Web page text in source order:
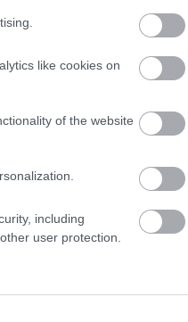
like cookies on
of the website
including
user protection.